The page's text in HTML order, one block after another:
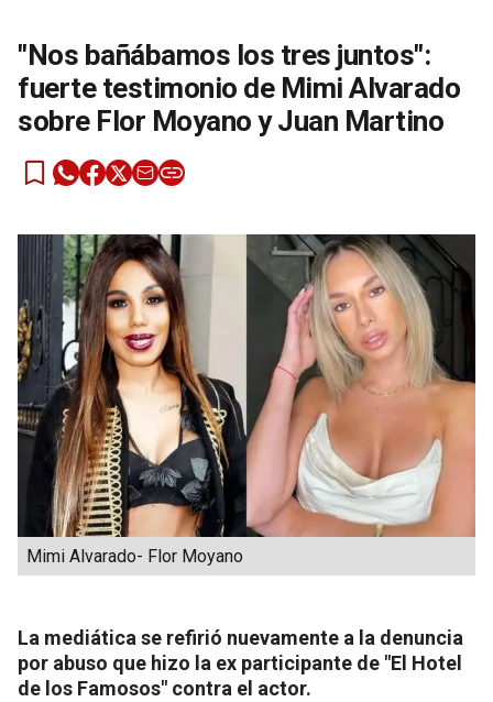
"Nos bañábamos los tres juntos":
fuerte testimonio de Mimi Alvarado
sobre Flor Moyano y Juan Martino
Mimi Alvarado- Flor Moyano
La mediática se refirió nuevamente a la denuncia
por abuso que hizo la ex participante de "El Hotel
de los Famosos" contra el actor.